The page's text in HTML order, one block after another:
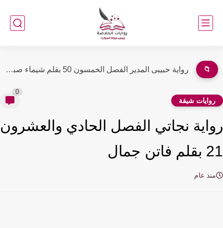
📁 رواية سمراء احتلت كيانى الفصل الخامس عشر 15 بقلم أميرة...
شيقة
نجاتي الفصل الحادي والعشرون
جمال
عام